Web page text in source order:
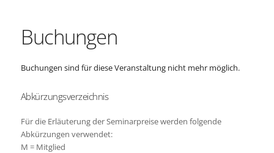
Buchungen
Buchungen sind für diese Veranstaltung nicht mehr möglich.
Abkürzungsverzeichnis
Für die Erläuterung der Seminarpreise werden folgende
Abkürzungen verwendet:
M = Mitglied